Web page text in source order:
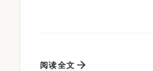
阅读全文